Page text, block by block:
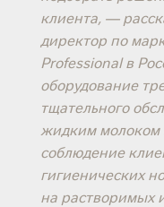
клиента, —
директор по
Professional в
оборудование
тщательного
жидким молоком
соблюдение
гигиенических
на растворимых